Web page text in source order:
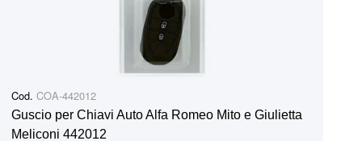
Cod. COA-442012
Guscio per Chiavi Auto Alfa Romeo Mito e Giulietta
Meliconi 442012